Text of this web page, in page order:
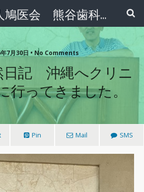
医療法人鳩医会 熊谷歯科クリニック
7月30日 • No Comments
日記 沖縄へクリニ
行ってきました。
Pin Mail SMS